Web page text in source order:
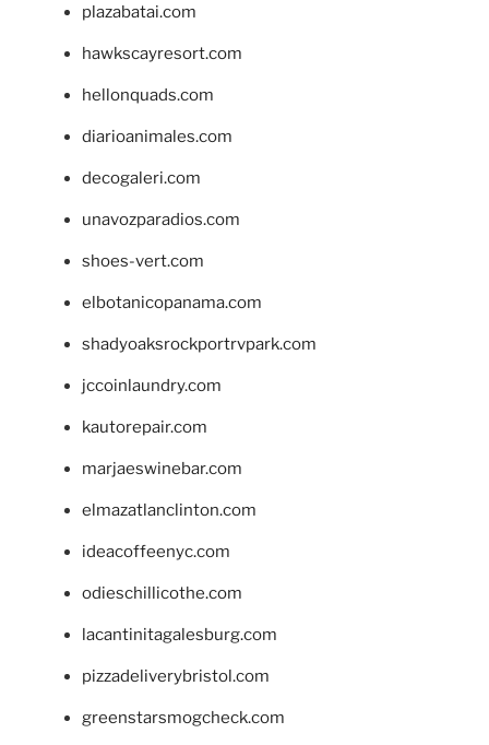
plazabatai.com
hawkscayresort.com
hellonquads.com
diarioanimales.com
decogaleri.com
unavozparadios.com
shoes-vert.com
elbotanicopanama.com
shadyoaksrockportrvpark.com
jccoinlaundry.com
kautorepair.com
marjaeswinebar.com
elmazatlanclinton.com
ideacoffeenyc.com
odieschillicothe.com
lacantinitagalesburg.com
pizzadeliverybristol.com
greenstarsmogcheck.com